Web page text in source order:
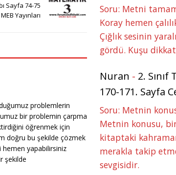
Sayfa 74-75
MEB Yayınları
problemlerin
bir problemin çarpma
öğrenmek için
doğru bu şekilde çözmek
hemen yapabilirsiniz
şekilde
Soru: Metni
Koray hemen
Çığlık sesinin
gördü. Kuşu
Nuran - 2.
170-171. Sayfa
Soru: Metnin
Metnin konusu,
kitaptaki
merakla takip
sevgisidir.